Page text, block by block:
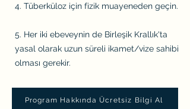
4. Tüberküloz için fizik muayeneden geçin.
5. Her iki ebeveynin de Birleşik Krallık'ta
yasal olarak uzun süreli ikamet/vize sahibi
olması gerekir.
Program Hakkında Ücretsiz Bilgi Al